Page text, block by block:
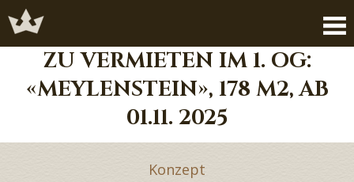
Konzept
ZU VERMIETEN IM 1. OG:
«MEYLENSTEIN», 178 M2, AB
01.11. 2025